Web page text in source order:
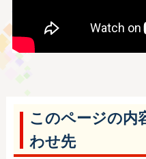
このページの内
わせ先